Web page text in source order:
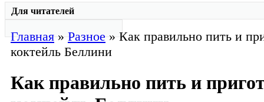
Для читателей
Главная»Разное» Как правильно пить и
коктейль Беллини
Как правильно пить и